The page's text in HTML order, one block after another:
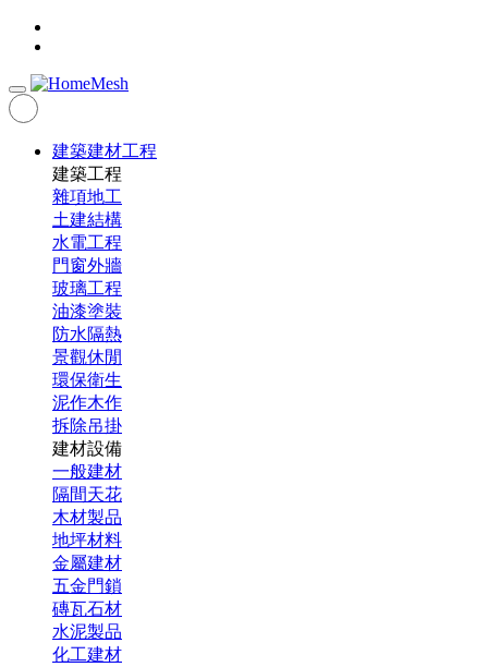
建築建材工程
建築工程
雜項地工
土建結構
水電工程
門窗外牆
玻璃工程
油漆塗裝
防水隔熱
景觀休閒
環保衛生
泥作木作
拆除吊掛
建材設備
一般建材
隔間天花
木材製品
地坪材料
金屬建材
五金門鎖
磚瓦石材
水泥製品
化工建材